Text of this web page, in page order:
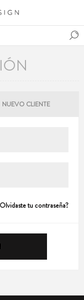
NUEVO CLIENTE
tu contraseña?